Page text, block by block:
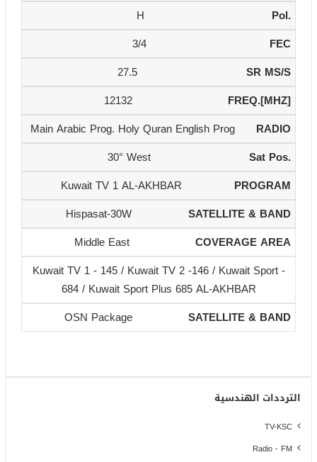
H
3/4
27.5
12132
Main Arabic Prog. Holy Quran English Prog
30° West
Kuwait TV 1 AL-AKHBAR
Hispasat-30W
Middle East
Kuwait TV 1 - 145 / Kuwait TV 2 -146 / Kuwait Sport -
684 / Kuwait Sport Plus 685 AL-AKHBAR
OSN Package
الترددات الهندسية
TV-KSC
Radio - FM